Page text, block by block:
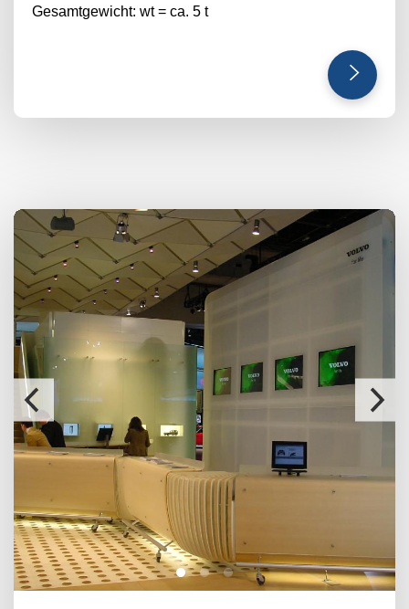
Gesamtgewicht: wt = ca. 5 t